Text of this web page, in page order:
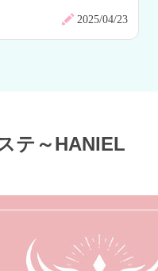
2025/04/23
テ～HANIEL